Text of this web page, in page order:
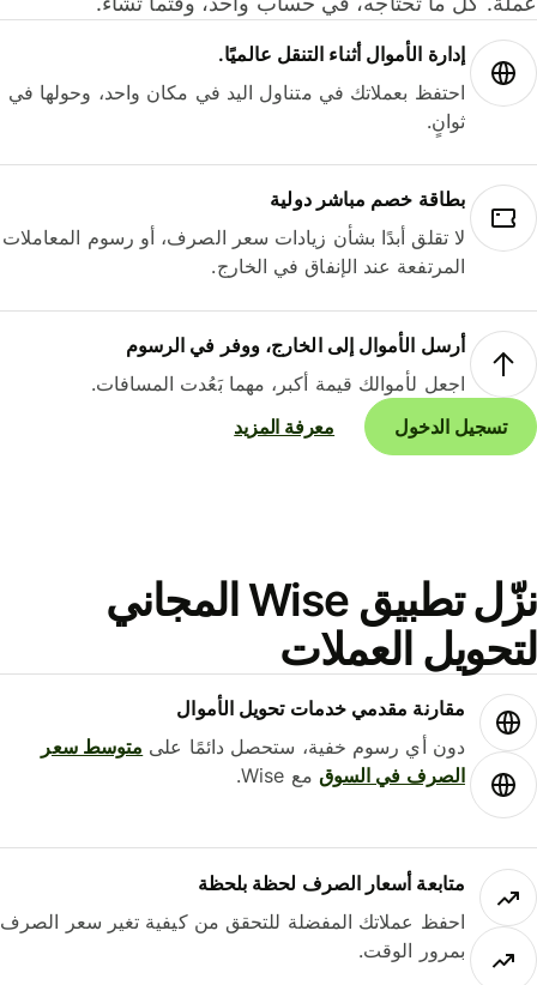
إدارة الأموال أثناء التنقل عالميًا.
احتفظ بعملاتك في متناول اليد في مكان واحد، وحولها في
ثوانٍ.
بطاقة خصم مباشر دولية
لا تقلق أبدًا بشأن زيادات سعر الصرف، أو رسوم المعاملات
المرتفعة عند الإنفاق في الخارج.
أرسل الأموال إلى الخارج، ووفر في الرسوم
اجعل لأموالك قيمة أكبر، مهما بَعُدت المسافات.
تسجيل الدخول
معرفة المزيد
نزّل تطبيق Wise المجاني
العملات
مقارنة مقدمي خدمات تحويل الأموال
دون أي رسوم خفية، ستحصل دائمًا علىمتوسط ​​سعر
الصرف في السوقمع Wise.
متابعة أسعار الصرف لحظة بلحظة
احفظ عملاتك المفضلة للتحقق من كيفية تغير سعر الصرف
بمرور الوقت.